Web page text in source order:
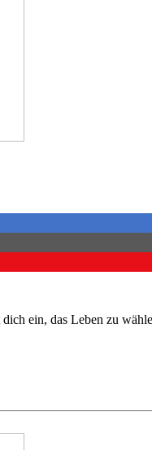
ein, das Leben zu